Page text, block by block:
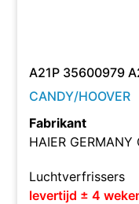
A21P 35600979
CANDY/HOOVER
Fabrikant
HAIER GERMANY
Luchtverfrissers
levertijd ± 4